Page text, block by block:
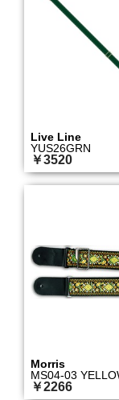
Live Line
YUS26GRN
￥3520
Morris
MS04-03
￥2266